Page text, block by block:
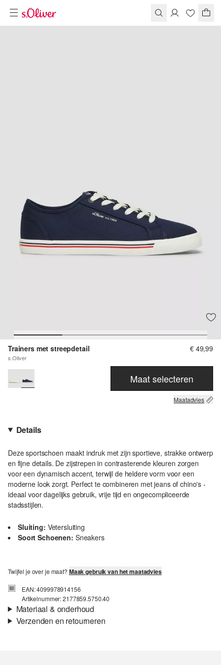
Trainers met streepdetail
s.Oliver
€ 49,99
Maat selecteren
Maatadvies
Details
Deze sportschoen maakt indruk met zijn sportieve, strakke ontwerp
en fijne details. De zijstrepen in contrasterende kleuren zorgen
voor een dynamisch accent, terwijl de heldere vorm voor een
moderne look zorgt. Perfect te combineren met jeans of chino's -
ideaal voor dagelijks gebruik, vrije tijd en ongecompliceerde
stadsstijlen.
Sluiting: Vetersluiting
Soort Schoenen: Sneakers
Twijfel je over je maat? Maak gebruik van het maatadvies
EAN: 4099978914156
Artikelnummer: 2177859.5750.40
Materiaal & onderhoud
Verzenden en retourneren